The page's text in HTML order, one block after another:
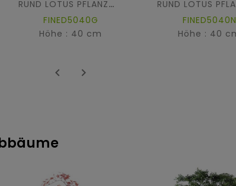
RUND LOTUS PFLANZWÜRFEL FIBER
FINED5040G
Höhe : 40 cm
FINED5040N
Höhe : 40
 